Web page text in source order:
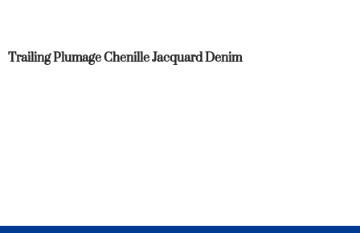
Trailing Plumage Chenille Jacquard Denim